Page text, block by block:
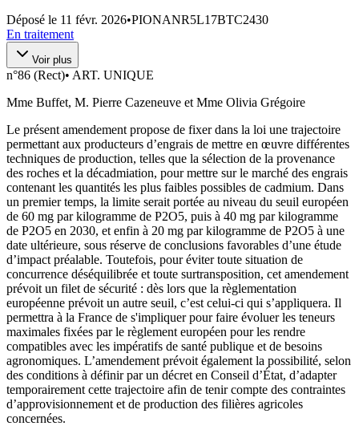
Déposé le 11 févr. 2026•PIONANR5L17BTC2430
En traitement
Voir plus
n°86 (Rect)• ART. UNIQUE
Mme Buffet, M. Pierre Cazeneuve et Mme Olivia Grégoire
Le présent amendement propose de fixer dans la loi une trajectoire
permettant aux producteurs d’engrais de mettre en œuvre différentes
techniques de production, telles que la sélection de la provenance
des roches et la décadmiation, pour mettre sur le marché des engrais
contenant les quantités les plus faibles possibles de cadmium. Dans
un premier temps, la limite serait portée au niveau du seuil européen
de 60 mg par kilogramme de P2O5, puis à 40 mg par kilogramme
de P2O5 en 2030, et enfin à 20 mg par kilogramme de P2O5 à une
date ultérieure, sous réserve de conclusions favorables d’une étude
d’impact préalable. Toutefois, pour éviter toute situation de
concurrence déséquilibrée et toute surtransposition, cet amendement
prévoit un filet de sécurité : dès lors que la règlementation
européenne prévoit un autre seuil, c’est celui-ci qui s’appliquera. Il
permettra à la France de s'impliquer pour faire évoluer les teneurs
maximales fixées par le règlement européen pour les rendre
compatibles avec les impératifs de santé publique et de besoins
agronomiques. L’amendement prévoit également la possibilité, selon
des conditions à définir par un décret en Conseil d’État, d’adapter
temporairement cette trajectoire afin de tenir compte des contraintes
d’approvisionnement et de production des filières agricoles
concernées.